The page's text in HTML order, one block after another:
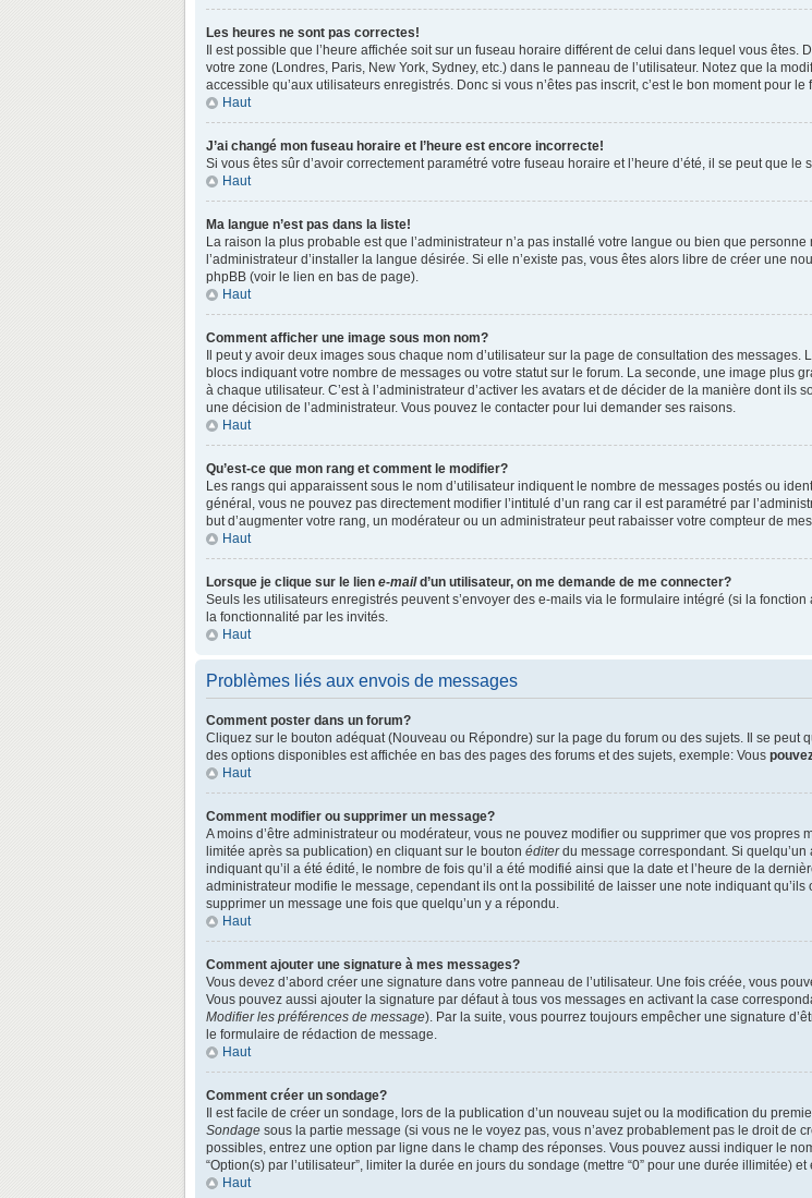
Les heures ne sont pas correctes!
Il est possible que l’heure affichée soit sur un fuseau horaire différent de celui dans lequel vous
votre zone (Londres, Paris, New York, Sydney, etc.) dans le panneau de l’utilisateur. Notez que la
accessible qu’aux utilisateurs enregistrés. Donc si vous n’êtes pas inscrit, c’est le bon moment pour le
Haut
J’ai changé mon fuseau horaire et l’heure est encore incorrecte!
Si vous êtes sûr d’avoir correctement paramétré votre fuseau horaire et l’heure d’été, il se peut que
Haut
Ma langue n’est pas dans la liste!
La raison la plus probable est que l’administrateur n’a pas installé votre langue ou bien que
l’administrateur d’installer la langue désirée. Si elle n’existe pas, vous êtes alors libre de créer une
phpBB (voir le lien en bas de page).
Haut
Comment afficher une image sous mon nom?
Il peut y avoir deux images sous chaque nom d’utilisateur sur la page de consultation des
blocs indiquant votre nombre de messages ou votre statut sur le forum. La seconde, une image plus
à chaque utilisateur. C’est à l’administrateur d’activer les avatars et de décider de la manière dont ils
une décision de l’administrateur. Vous pouvez le contacter pour lui demander ses raisons.
Haut
Qu’est-ce que mon rang et comment le modifier?
Les rangs qui apparaissent sous le nom d’utilisateur indiquent le nombre de messages postés ou
général, vous ne pouvez pas directement modifier l’intitulé d’un rang car il est paramétré par
but d’augmenter votre rang, un modérateur ou un administrateur peut rabaisser votre compteur de
Haut
Lorsque je clique sur le lien e-maild’un utilisateur, on me demande de me connecter?
Seuls les utilisateurs enregistrés peuvent s’envoyer des e-mails via le formulaire intégré (si la
la fonctionnalité par les invités.
Haut
Problèmes liés aux envois de messages
Comment poster dans un forum?
Cliquez sur le bouton adéquat (Nouveau ou Répondre) sur la page du forum ou des sujets. Il se peut
des options disponibles est affichée en bas des pages des forums et des sujets, exemple: Vous
Haut
Comment modifier ou supprimer un message?
A moins d’être administrateur ou modérateur, vous ne pouvez modifier ou supprimer que vos
limitée après sa publication) en cliquant sur le bouton éditerdu message correspondant. Si quelqu’un
indiquant qu’il a été édité, le nombre de fois qu’il a été modifié ainsi que la date et l’heure de la
administrateur modifie le message, cependant ils ont la possibilité de laisser une note indiquant
supprimer un message une fois que quelqu’un y a répondu.
Haut
Comment ajouter une signature à mes messages?
Vous devez d’abord créer une signature dans votre panneau de l’utilisateur. Une fois créée, vous
Vous pouvez aussi ajouter la signature par défaut à tous vos messages en activant la case
Modifier les préférences de message). Par la suite, vous pourrez toujours empêcher une signature
le formulaire de rédaction de message.
Haut
Comment créer un sondage?
Il est facile de créer un sondage, lors de la publication d’un nouveau sujet ou la modification du
Sondage sous la partie message (si vous ne le voyez pas, vous n’avez probablement pas le droit de
possibles, entrez une option par ligne dans le champ des réponses. Vous pouvez aussi indiquer le
“Option(s) par l’utilisateur”, limiter la durée en jours du sondage (mettre “0” pour une durée illimitée)
Haut